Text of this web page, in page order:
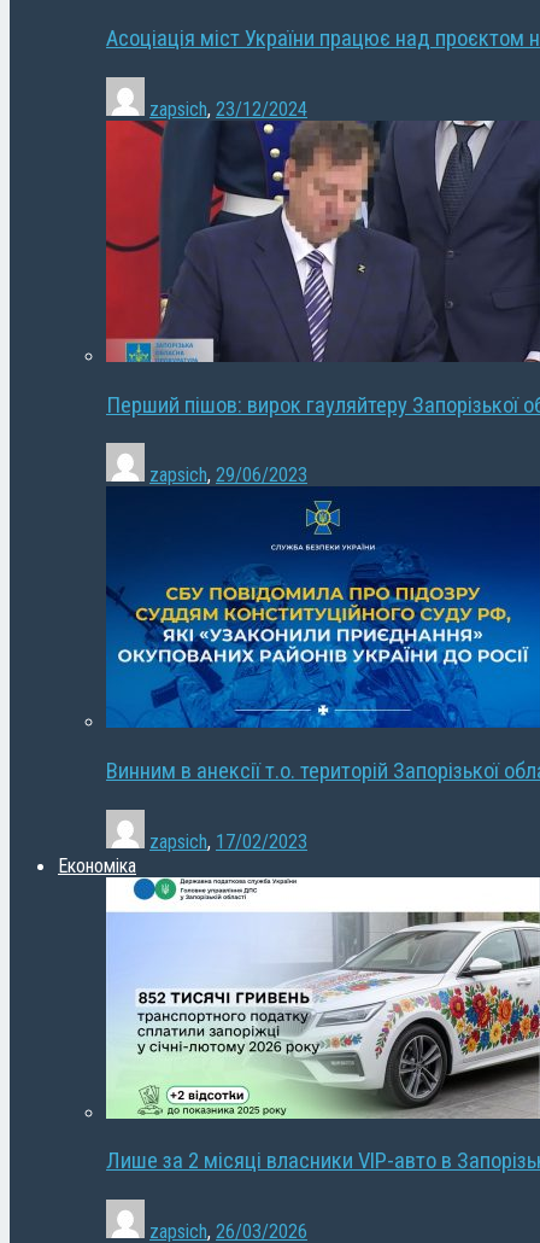
Асоціація міст України працює над проєктом
zapsich, 23/12/2024
Перший пішов: вирок гауляйтеру Запорізької
zapsich, 29/06/2023
Винним в анексії т.о. територій Запорізької
zapsich, 17/02/2023
Економіка
Лише за 2 місяці власники VIP-авто в
zapsich, 26/03/2026